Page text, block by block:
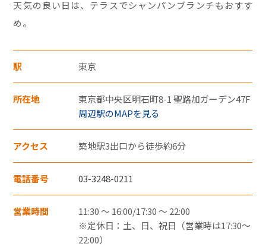
JR東海MARKET
天気の良い日は、テラスでシャンパンブランチもおすす
め。
駅 東京
所在地
東京都中央区明石町8-1 聖路加ガーデン47F
周辺駅のMAPを見る
アクセス 築地駅3出口から徒歩約6分
電話番号 03-3248-0211
営業時間
11:30 ～ 16:00/17:30 ～ 22:00
※定休日：土、日、祝日（営業時は17:30～
22:00）
支払いについては暗証番号の入力、
社控え（お店控）」にサインをいただきま
・お支払い回数は1回払いのみです。
・郵便切手、テレフォンカード、POSAカー
・一度のお会計でのご利用可能上限金額は、
お客さまと各カード会社とのご契約・ご利
用状況により異なります。
ドの併用はできません。
・クレジットカード裏面には、カード契約者